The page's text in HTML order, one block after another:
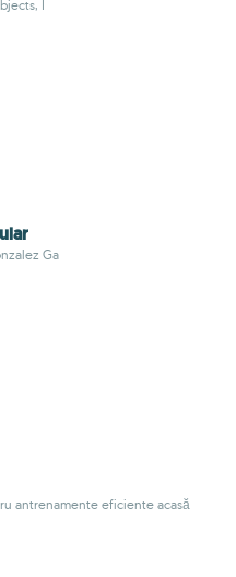
I
Ga
antrenamente eficiente acasă